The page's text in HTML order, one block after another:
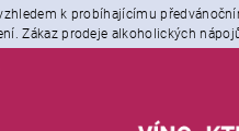
k probíhajícímu
Zákaz prodeje alkoholických